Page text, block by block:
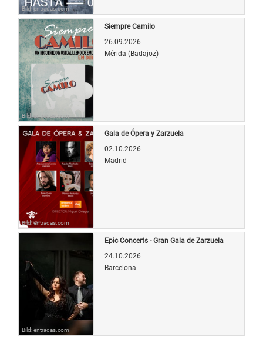
Bild: entradas.com
Bild: entradas.com
Siempre Camilo
26.09.2026
Mérida (Badajoz)
Bild: entradas.com
Gala de Ópera y Zarzuela
02.10.2026
Madrid
Bild: entradas.com
Epic Concerts - Gran Gala de Zarzuela
24.10.2026
Barcelona